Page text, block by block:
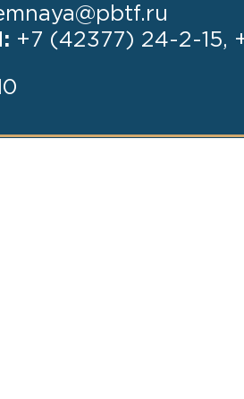
+7 (42377) 24-2-15,